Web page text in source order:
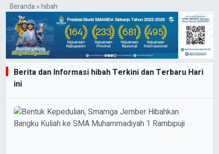
Beranda»hibah
Berita dan Informasi hibah Terkini dan Terbaru Hari
ini